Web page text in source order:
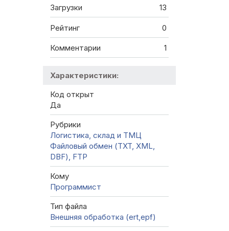
Загрузки 13
Рейтинг 0
Комментарии 1
Характеристики:
Код открыт
Да
Рубрики
Логистика, склад и ТМЦ
Файловый обмен (TXT, XML,
DBF), FTP
Кому
Программист
Тип файла
Внешняя обработка (ert,epf)